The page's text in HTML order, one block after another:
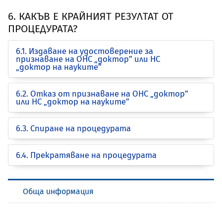
6. КАКЪВ Е КРАЙНИЯТ РЕЗУЛТАТ ОТ
ПРОЦЕДУРАТА?
6.1. Издаване на удостоверение за
признаване на ОНС „доктор” или НС
„доктор на науките”
6.2. Отказ от признаване на ОНС „доктор”
или НС „доктор на науките”
6.3. Спиране на процедурата
6.4. Прекратяване на процедурата
Обща информация